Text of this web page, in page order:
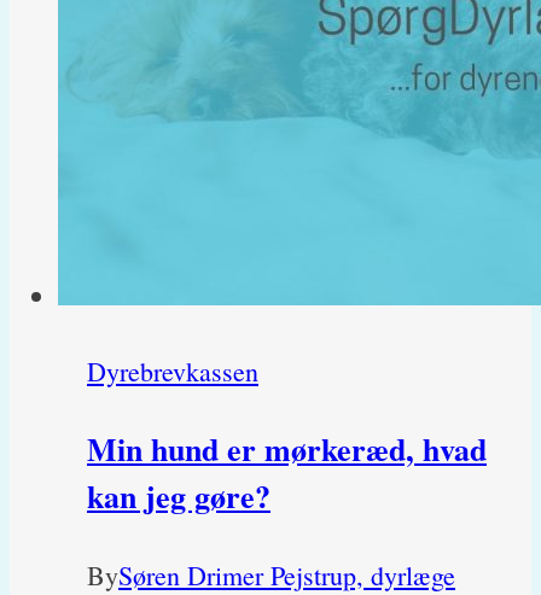
med
Dyrebrevkassen
Min hund er mørkeræd, hvad
kan jeg gøre?
BySøren Drimer Pejstrup, dyrlæge